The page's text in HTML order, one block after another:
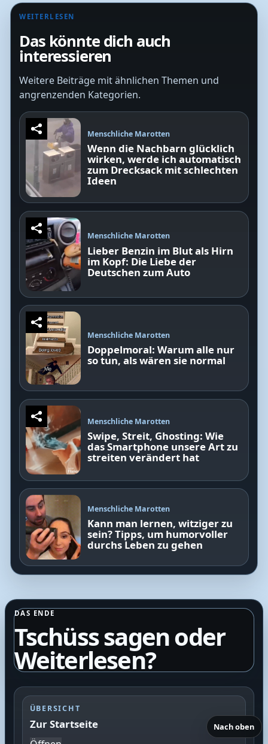
WEITERLESEN
Das könnte dich auch
interessieren
Weitere Beiträge mit ähnlichen Themen und
angrenzenden Kategorien.
Menschliche Marotten
Wenn die Nachbarn glücklich
wirken, werde ich automatisch
zum Drecksack mit schlechten
Ideen
Menschliche Marotten
Lieber Benzin im Blut als Hirn
im Kopf: Die Liebe der
Deutschen zum Auto
Menschliche Marotten
Doppelmoral: Warum alle nur
so tun, als wären sie normal
Menschliche Marotten
Swipe, Streit, Ghosting: Wie
das Smartphone unsere Art zu
streiten verändert hat
Menschliche Marotten
Kann man lernen, witziger zu
sein? Tipps, um humorvoller
durchs Leben zu gehen
DAS ENDE
Tschüss sagen oder
Weiterlesen?
ÜBERSICHT
Zur Startseite Nach oben